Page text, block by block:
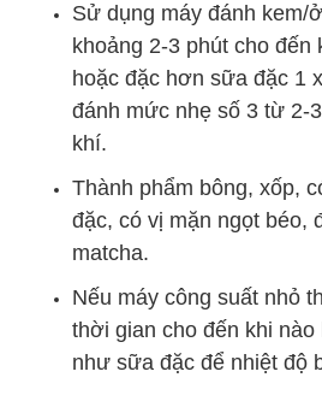
Sử dụng máy đánh kem/
khoảng 2-3 phút cho đến
hoặc đặc hơn sữa đặc 1
đánh mức nhẹ số 3 từ 2-
khí.
Thành phẩm bông, xốp,
đặc, có vị mặn ngọt béo,
matcha.
Nếu máy công suất nhỏ
thời gian cho đến khi
như sữa đặc để nhiệt độ